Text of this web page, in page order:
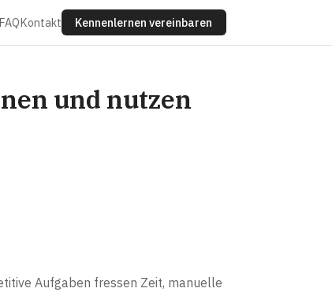
FAQKontakt Kennenlernen vereinbaren
und nutzen
Aufgaben fressen Zeit, manuelle